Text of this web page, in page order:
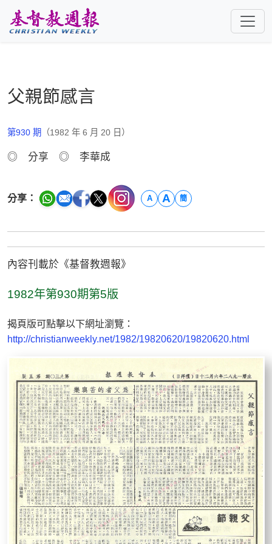
父親節感言
第930 期 （1982 年 6 月 20 日）
◎ 分享 ◎ 李華成
分享： A A 簡
內容刊載於《基督教週報》
1982年第930期第5版
揭頁版可點擊以下網址瀏覽：
http://christianweekly.net/1982/19820620/19820620.html